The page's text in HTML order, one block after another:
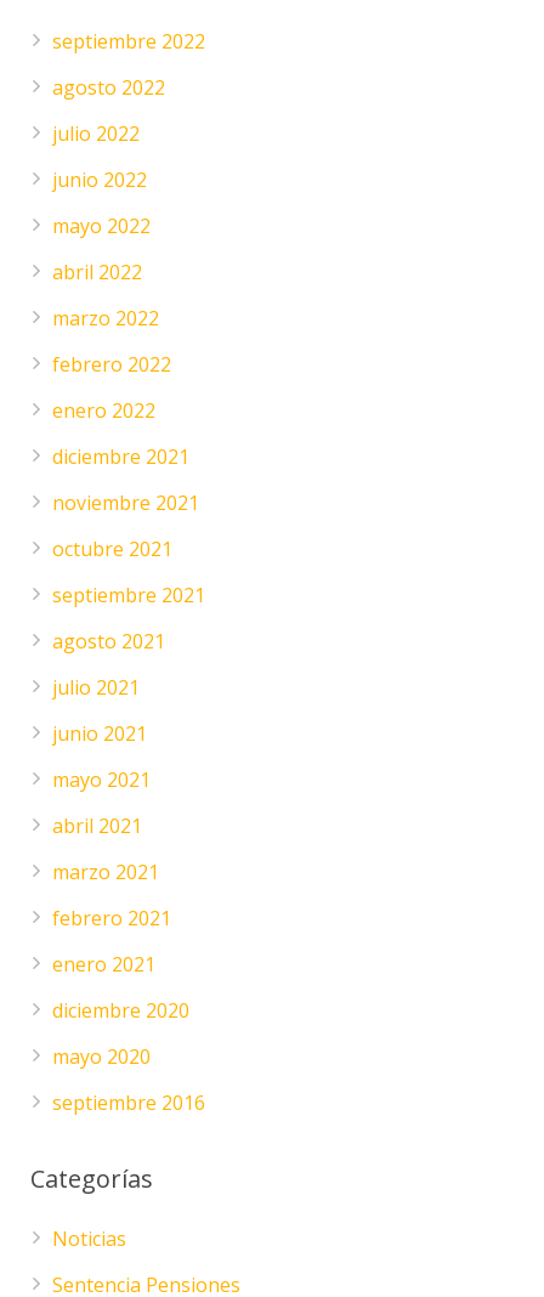
septiembre 2022
agosto 2022
julio 2022
junio 2022
mayo 2022
abril 2022
marzo 2022
febrero 2022
enero 2022
diciembre 2021
noviembre 2021
octubre 2021
septiembre 2021
agosto 2021
julio 2021
junio 2021
mayo 2021
abril 2021
marzo 2021
febrero 2021
enero 2021
diciembre 2020
mayo 2020
septiembre 2016
Categorías
Noticias
Sentencia Pensiones